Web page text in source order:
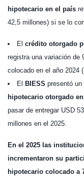
hipotecario en el país
42,5 millones) si se lo
El crédito otorgado
registra una variación de
colocado en el año 2024
El BIESS presentó
hipotecario otorgado en
pasar de entregar USD
millones en el 2025.
En el 2025 las
incrementaron su
hipotecario colocado a